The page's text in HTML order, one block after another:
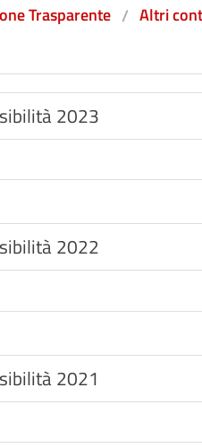
Trasparente Altri
2023
2022
2021